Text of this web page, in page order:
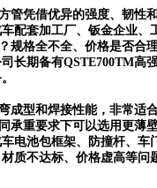
管凭借优异的强度、韧性
配套加工厂、钣金企业、
规格全不全、价格是否合
长期备有QSTE700TM高
成型和焊接性能，非常适
承重要求下可以选用更薄
电池包框架、防撞杆、车
质不达标、价格虚高等问